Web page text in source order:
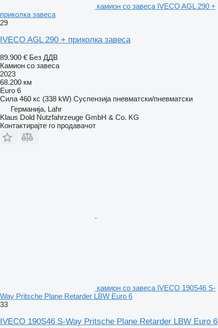
камион со завеса IVECO AGL 290 +
приколка завеса
29
IVECO AGL 290 + приколка завеса
89.900 € Без ДДВ
Камион со завеса
2023
68.200 км
Euro 6
Сила 460 кс (338 kW) Суспензија пневматски/пневматски
Германија, Lahr
Klaus Dold Nutzfahrzeuge GmbH & Co. KG
Контактирајте го продавачот
камион со завеса IVECO 190S46 S-
Way Pritsche Plane Retarder LBW Euro 6
33
IVECO 190S46 S-Way Pritsche Plane Retarder LBW Euro 6